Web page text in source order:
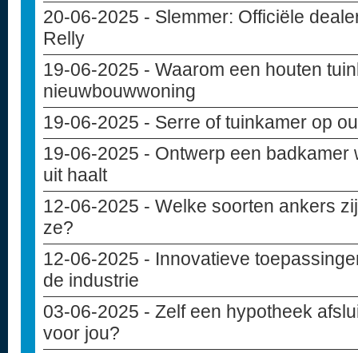
20-06-2025 - Slemmer: Officiële
Relly
19-06-2025 - Waarom een houten
nieuwbouwwoning
19-06-2025 - Serre of tuinkamer op
19-06-2025 - Ontwerp een badkamer
uit haalt
12-06-2025 - Welke soorten ankers
ze?
12-06-2025 - Innovatieve
de industrie
03-06-2025 - Zelf een hypotheek
voor jou?